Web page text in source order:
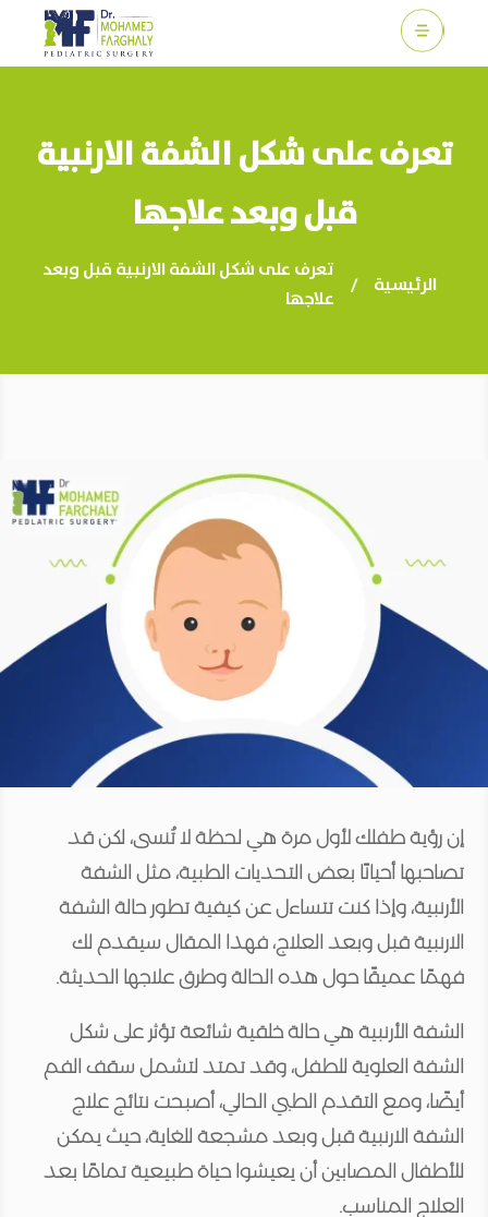
c
تعرف على شكل الشفة الارنبية
قبل وبعد علاجها
الرئيسية /
تعرف على شكل الشفة الارنبية قبل وبعد
علاجها
إن رؤية طفلك لأول مرة هي لحظة لا تُنسى، لكن قد
تصاحبها أحيانًا بعض التحديات الطبية، مثل الشفة
الأرنبية، وإذا كنت تتساءل عن كيفية تطور حالة الشفة
الارنبية قبل وبعد العلاج، فهذا المقال سيقدم لك
فهمًا عميقًا حول هذه الحالة وطرق علاجها الحديثة.
الشفة الأرنبية هي حالة خلقية شائعة تؤثر على شكل
الشفة العلوية للطفل، وقد تمتد لتشمل سقف الفم
أيضًا، ومع التقدم الطبي الحالي، أصبحت نتائج علاج
الشفة الارنبية قبل وبعد مشجعة للغاية، حيث يمكن
للأطفال المصابين أن يعيشوا حياة طبيعية تمامًا بعد
العلاج المناسب.